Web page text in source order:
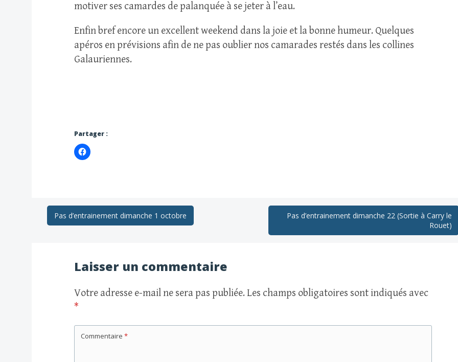
motiver ses camardes de palanquée à se jeter à l’eau.
Enfin bref encore un excellent weekend dans la joie et la bonne humeur. Quelques
apéros en prévisions afin de ne pas oublier nos camarades restés dans les collines
Galauriennes.
Partager :
Navigation
articles
Pas d’entrainement dimanche 1 octobre
Pas d’entrainement dimanche 22 (Sortie à Carry le
Rouet)
Laisser un commentaire
Votre adresse e-mail ne sera pas publiée. Les champs obligatoires sont indiqués avec
*
Commentaire *